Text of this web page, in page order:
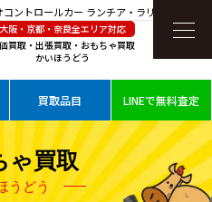
ントロールカー ランチア・ラリー 1/10を高
大阪・京都・奈良全エリア対応
買取・出張買取・おもちゃ買取
かいほうどう
買取品目 LINEで無料査定
ゃ買取
うどう